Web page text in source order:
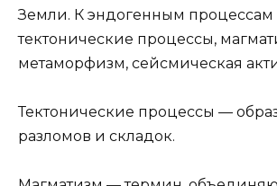
Земли. К эндогенным процессам
тектонические процессы,
метаморфизм, сейсмическая
Тектонические процессы —
разломов и складок.